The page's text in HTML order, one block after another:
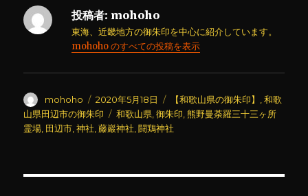
投稿者: mohoho
東海、近畿地方の御朱印を中心に紹介しています。
mohoho のすべての投稿を表示
投
稿
者
mohoho
投
稿
日:
2020年5月18日
カ
テ
ゴ
【和歌山県の御朱印】 ,和歌
山県田辺市の御朱印
タ
グ
和歌山県 ,御朱印 ,熊野曼荼羅三十三ヶ所
霊場 田辺市 ,神社 ,藤巖神社 ,闘鶏神社